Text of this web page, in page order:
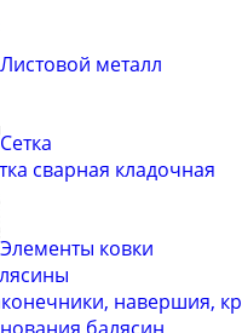
Листовой металл
Сетка
сварная кладочная
Элементы ковки
навершия,
балясин